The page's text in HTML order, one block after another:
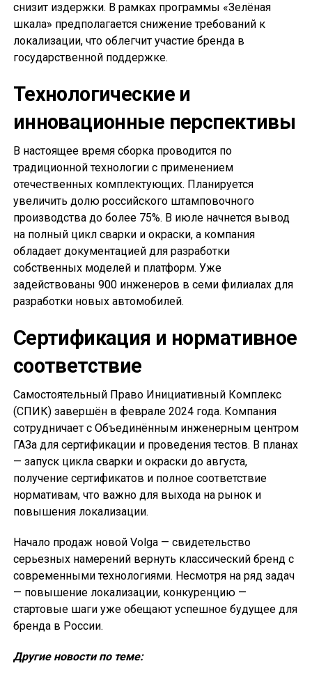
снизит издержки. В рамках программы «Зелёная
шкала» предполагается снижение требований к
локализации, что облегчит участие бренда в
государственной поддержке.
Технологические и
инновационные перспективы
В настоящее время сборка проводится по
традиционной технологии с применением
отечественных комплектующих. Планируется
увеличить долю российского штамповочного
производства до более 75%. В июле начнется вывод
на полный цикл сварки и окраски, а компания
обладает документацией для разработки
собственных моделей и платформ. Уже
задействованы 900 инженеров в семи филиалах для
разработки новых автомобилей.
Сертификация и нормативное
соответствие
Самостоятельный Право Инициативный Комплекс
(СПИК) завершён в феврале 2024 года. Компания
сотрудничает с Объединённым инженерным центром
ГАЗа для сертификации и проведения тестов. В планах
— запуск цикла сварки и окраски до августа,
получение сертификатов и полное соответствие
нормативам, что важно для выхода на рынок и
повышения локализации.
Начало продаж новой Volga — свидетельство
серьезных намерений вернуть классический бренд с
современными технологиями. Несмотря на ряд задач
— повышение локализации, конкуренцию —
стартовые шаги уже обещают успешное будущее для
бренда в России.
Другие новости по теме: